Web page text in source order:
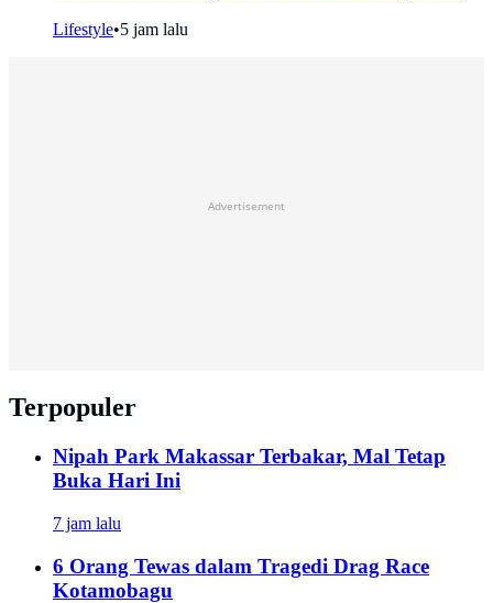
Lifestyle•5 jam lalu
Advertisement
Terpopuler
Nipah Park Makassar Terbakar, Mal Tetap
Buka Hari Ini
7 jam lalu
6 Orang Tewas dalam Tragedi Drag Race
Kotamobagu